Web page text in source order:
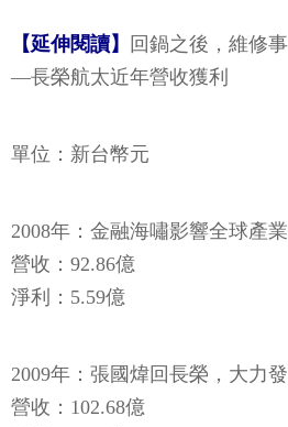
【延伸閱讀】
回鍋之後，維修
—長榮航太近年營收獲利
單位：新台幣元
2008年：金融海嘯影響全球產
營收：92.86億
淨利：5.59億
2009年：張國煒回長榮，大力
營收：102.68億